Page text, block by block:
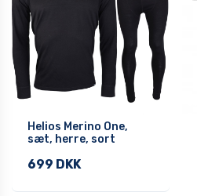
Helios Merino One,
sæt, herre, sort
699 DKK